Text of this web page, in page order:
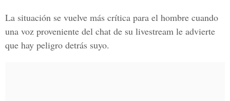
La situación se vuelve más crítica para el hombre cuando
una voz proveniente del chat de su livestream le advierte
que hay peligro detrás suyo.